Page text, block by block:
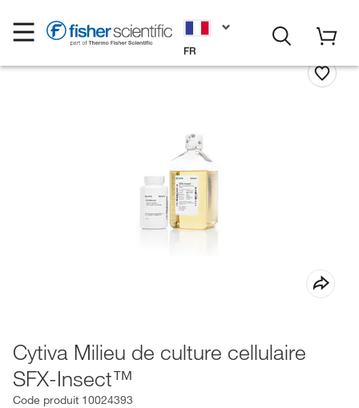
FR
Cytiva Milieu de culture cellulaire
SFX-Insect™
Code produit 10024393